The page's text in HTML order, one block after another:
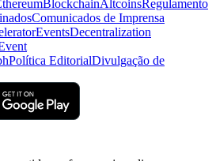
BlockchainAltcoinsRegulamento
Comunicados de Imprensa
EventsDecentralization
Política EditorialDivulgação de